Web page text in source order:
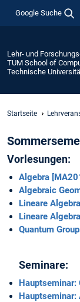
Google Suche
Lehr- und
TUM School of
Technische
Startseite
Vorlesungen:
Algebra
Algebraic
Lineare
Lineare
Quantum
Seminare: